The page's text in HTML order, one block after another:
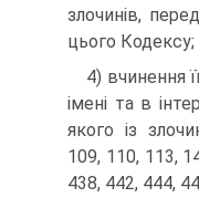
злочинів,
цього Кодексу;
4) вчинення
імені та в
якого із
109, 110, 113,
438, 442, 444,